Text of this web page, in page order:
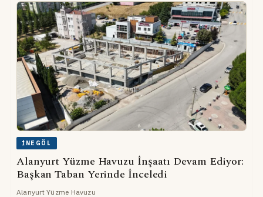
İNEGÖL
Alanyurt Yüzme Havuzu İnşaatı Devam Ediyor:
Başkan Taban Yerinde İnceledi
Alanyurt Yüzme Havuzu